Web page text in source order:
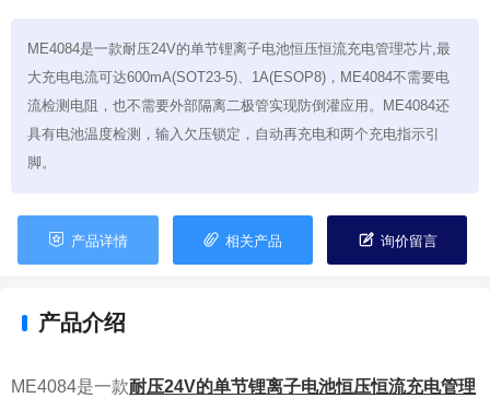
ME4084是一款耐压24V的单节锂离子电池恒压恒流充电管理芯片,最
大充电电流可达600mA(SOT23-5)、1A(ESOP8)，ME4084不需要电
流检测电阻，也不需要外部隔离二极管实现防倒灌应用。ME4084还
具有电池温度检测，输入欠压锁定，自动再充电和两个充电指示引
脚。
 产品详情  相关产品  询价留言
产品介绍
ME4084是一款耐压24V的单节锂离子电池恒压恒流充电管理